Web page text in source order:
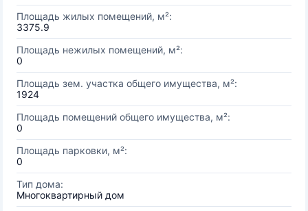
Площадь жилых помещений, м²:
3375.9
Площадь нежилых помещений, м²:
0
Площадь зем. участка общего имущества, м²:
1924
Площадь помещений общего имущества, м²:
0
Площадь парковки, м²:
0
Тип дома:
Многоквартирный дом